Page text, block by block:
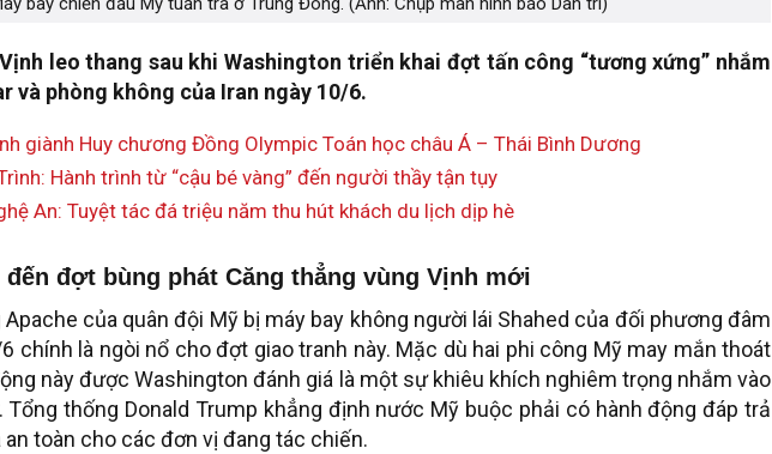
leo thang sau khi Washington triển khai đợt tấn công “tương xứng” nhắm
và phòng không của Iran ngày 10/6.
giành Huy chương Đồng Olympic Toán học châu Á – Thái Bình Dương
Hành trình từ “cậu bé vàng” đến người thầy tận tụy
An: Tuyệt tác đá triệu năm thu hút khách du lịch dịp hè
đến đợt bùng phát Căng thẳng vùng Vịnh mới
của quân đội Mỹ bị máy bay không người lái Shahed của đối phương đâm
chính là ngòi nổ cho đợt giao tranh này. Mặc dù hai phi công Mỹ may mắn thoát
này được Washington đánh giá là một sự khiêu khích nghiêm trọng nhắm vào
thống Donald Trump khẳng định nước Mỹ buộc phải có hành động đáp trả
toàn cho các đơn vị đang tác chiến.